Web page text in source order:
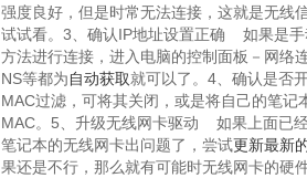
强度良好，但是时常无法连接，这就是无线
试试看。3、确认IP地址设置正确 如果是手
方法进行连接，进入电脑的控制面板－网络
NS等都为自动获取就可以了。4、确认是否
MAC过滤，可将其关闭，或是将自己的笔
MAC。5、升级无线网卡驱动 如果上面已
笔记本的无线网卡出问题了，尝试更新最新
果还是不行，那么就有可能时无线网卡的硬